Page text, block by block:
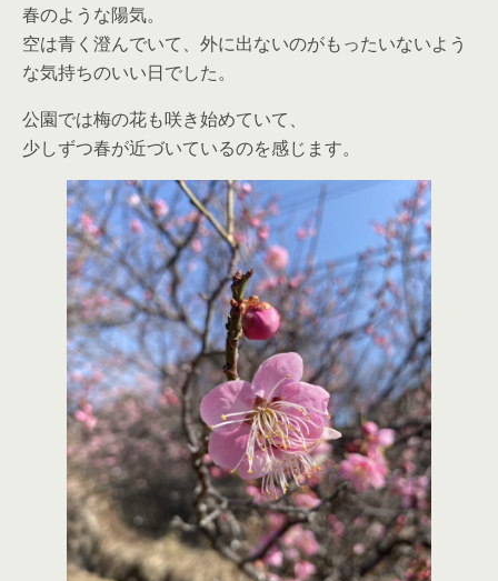
春のような陽気。
空は青く澄んでいて、外に出ないのがもったいないよう
な気持ちのいい日でした。
公園では梅の花も咲き始めていて、
少しずつ春が近づいているのを感じます。